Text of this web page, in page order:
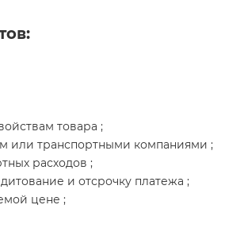
товара ;
или транспортными компаниями ;
расходов ;
и отсрочку платежа ;
цене ;